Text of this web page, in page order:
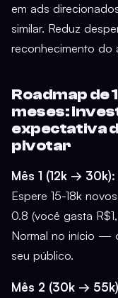
em ads
similar. Reduz
reconhecimento do
Roadmap de
meses:
expectativa
pivotar
Mês 1 (12k → 30k):
Espere 15-18k
0.8 (você gasta
Normal no início —
seu público.
Mês 2 (30k →